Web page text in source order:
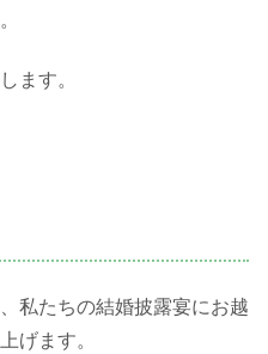
ます。
私たちの結婚披露宴にお越
げます。